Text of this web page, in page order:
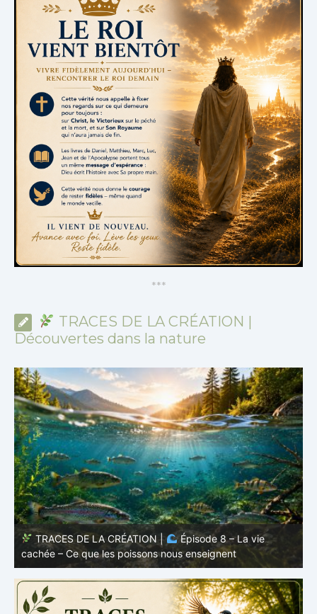
***
TRACES DE LA CRÉATION |
Découvertes dans la nature
TRACES DE LA CRÉATION |
Épisode 7: La vie cachée
– Pourquoi les poissons restent des poissons